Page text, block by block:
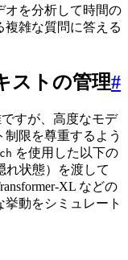
オを分析して時間の
雑な質問に答える
ストの管理#
すが、高度なモデ
限を尊重するよう
を使用した以下の
れ状態）を渡して
XL などの
動をシミュレート